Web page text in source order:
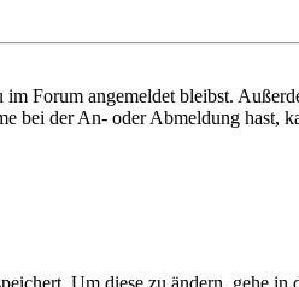
Forum angemeldet bleibst.
bei der An- oder Abmeldung hast,
Um diese zu ändern, gehe